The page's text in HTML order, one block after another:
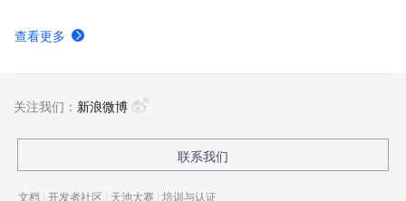
查看更多
关注我们： 新浪微博
联系我们
文档 | 开发者社区 | 天池大赛 | 培训与认证